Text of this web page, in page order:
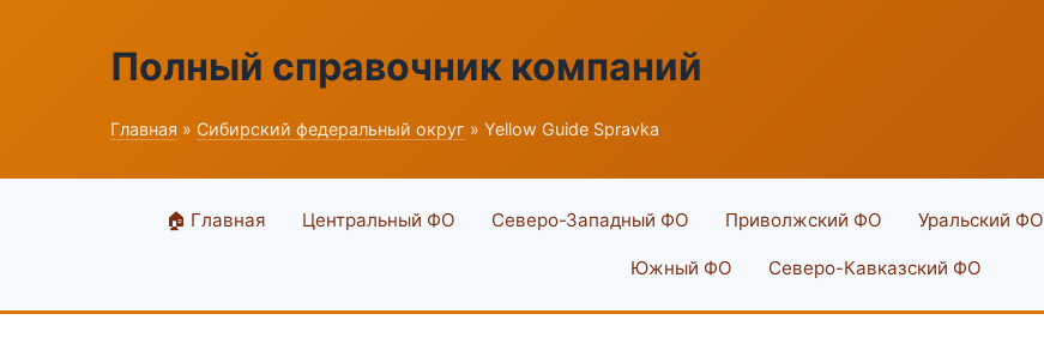
Полный справочник компаний
Главная » Сибирский федеральный округ » Yellow Guide Spravka
🏠 Главная Центральный ФО Северо-Западный ФО Приволжский ФО Уральский ФО
Южный ФО Северо-Кавказский ФО